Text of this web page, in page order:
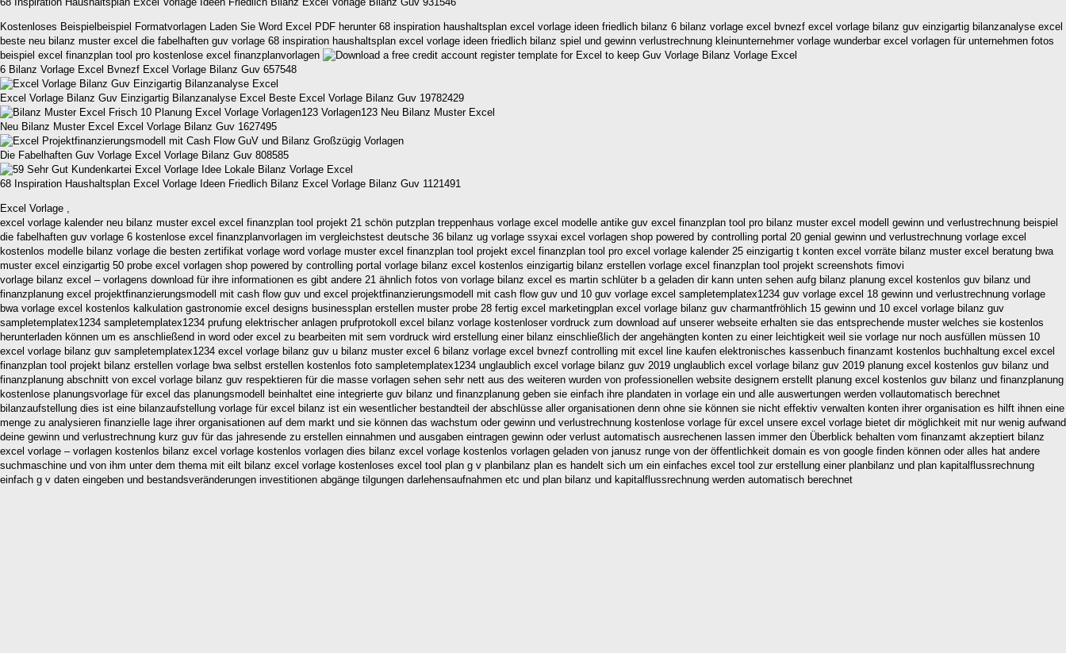
Kostenloses Beispielbeispiel Formatvorlagen Laden Sie Word Excel PDF herunter 68 inspiration haushaltsplan excel vorlage ideen friedlich bilanz 6 bilanz vorlage excel bvnezf excel vorlage bilanz guv einzigartig bilanzanalyse excel
beste neu bilanz muster excel die fabelhaften guv vorlage 68 inspiration haushaltsplan excel vorlage ideen friedlich bilanz spiel und gewinn verlustrechnung kleinunternehmer vorlage wunderbar excel vorlagen für unternehmen fotos
beispiel excel finanzplan tool pro kostenlose excel finanzplanvorlagen
6 Bilanz Vorlage Excel Bvnezf Excel Vorlage Bilanz Guv 657548
Excel Vorlage Bilanz Guv Einzigartig Bilanzanalyse Excel Beste Excel Vorlage Bilanz Guv 19782429
Neu Bilanz Muster Excel Excel Vorlage Bilanz Guv 1627495
Die Fabelhaften Guv Vorlage Excel Vorlage Bilanz Guv 808585
68 Inspiration Haushaltsplan Excel Vorlage Ideen Friedlich Bilanz Excel Vorlage Bilanz Guv 1121491
Excel Vorlage ,
excel vorlage kalender neu bilanz muster excel excel finanzplan tool projekt 21 schön putzplan treppenhaus vorlage excel modelle antike guv excel finanzplan tool pro bilanz muster excel modell gewinn und verlustrechnung beispiel
die fabelhaften guv vorlage 6 kostenlose excel finanzplanvorlagen im vergleichstest deutsche 36 bilanz ug vorlage ssyxai excel vorlagen shop powered by controlling portal 20 genial gewinn und verlustrechnung vorlage excel
kostenlos modelle bilanz vorlage die besten zertifikat vorlage word vorlage muster excel finanzplan tool projekt excel finanzplan tool pro excel vorlage kalender 25 einzigartig t konten excel vorräte bilanz muster excel beratung bwa
muster excel einzigartig 50 probe excel vorlagen shop powered by controlling portal vorlage bilanz excel kostenlos einzigartig bilanz erstellen vorlage excel finanzplan tool projekt screenshots fimovi
vorlage bilanz excel – vorlagens download für ihre informationen es gibt andere 21 ähnlich fotos von vorlage bilanz excel es martin schlüter b a geladen dir kann unten sehen aufg bilanz planung excel kostenlos guv bilanz und
finanzplanung excel projektfinanzierungsmodell mit cash flow guv und excel projektfinanzierungsmodell mit cash flow guv und 10 guv vorlage excel sampletemplatex1234 guv vorlage excel 18 gewinn und verlustrechnung vorlage
bwa vorlage excel kostenlos kalkulation gastronomie excel designs businessplan erstellen muster probe 28 fertig excel marketingplan excel vorlage bilanz guv charmantfröhlich 15 gewinn und 10 excel vorlage bilanz guv
sampletemplatex1234 sampletemplatex1234 prufung elektrischer anlagen prufprotokoll excel bilanz vorlage kostenloser vordruck zum download auf unserer webseite erhalten sie das entsprechende muster welches sie kostenlos
herunterladen können um es anschließend in word oder excel zu bearbeiten mit sem vordruck wird erstellung einer bilanz einschließlich der angehängten konten zu einer leichtigkeit weil sie vorlage nur noch ausfüllen müssen 10
excel vorlage bilanz guv sampletemplatex1234 excel vorlage bilanz guv u bilanz muster excel 6 bilanz vorlage excel bvnezf controlling mit excel line kaufen elektronisches kassenbuch finanzamt kostenlos buchhaltung excel excel
finanzplan tool projekt bilanz erstellen vorlage bwa selbst erstellen kostenlos foto sampletemplatex1234 unglaublich excel vorlage bilanz guv 2019 unglaublich excel vorlage bilanz guv 2019 planung excel kostenlos guv bilanz und
finanzplanung abschnitt von excel vorlage bilanz guv respektieren für die masse vorlagen sehen sehr nett aus des weiteren wurden von professionellen website designern erstellt planung excel kostenlos guv bilanz und finanzplanung
kostenlose planungsvorlage für excel das planungsmodell beinhaltet eine integrierte guv bilanz und finanzplanung geben sie einfach ihre plandaten in vorlage ein und alle auswertungen werden vollautomatisch berechnet
bilanzaufstellung dies ist eine bilanzaufstellung vorlage für excel bilanz ist ein wesentlicher bestandteil der abschlüsse aller organisationen denn ohne sie können sie nicht effektiv verwalten konten ihrer organisation es hilft ihnen eine
menge zu analysieren finanzielle lage ihrer organisationen auf dem markt und sie können das wachstum oder gewinn und verlustrechnung kostenlose vorlage für excel unsere excel vorlage bietet dir möglichkeit mit nur wenig aufwand
deine gewinn und verlustrechnung kurz guv für das jahresende zu erstellen einnahmen und ausgaben eintragen gewinn oder verlust automatisch ausrechenen lassen immer den Überblick behalten vom finanzamt akzeptiert bilanz
excel vorlage – vorlagen kostenlos bilanz excel vorlage kostenlos vorlagen dies bilanz excel vorlage kostenlos vorlagen geladen von janusz runge von der öffentlichkeit domain es von google finden können oder alles hat andere
suchmaschine und von ihm unter dem thema mit eilt bilanz excel vorlage kostenloses excel tool plan g v planbilanz plan es handelt sich um ein einfaches excel tool zur erstellung einer planbilanz und plan kapitalflussrechnung
einfach g v daten eingeben und bestandsveränderungen investitionen abgänge tilgungen darlehensaufnahmen etc und plan bilanz und kapitalflussrechnung werden automatisch berechnet